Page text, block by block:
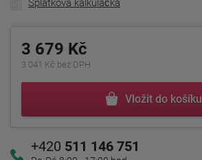
Splátková kalkulačka
3 679 Kč
3 041 Kč bez DPH
Vložit do košíku
+420 511 146 751